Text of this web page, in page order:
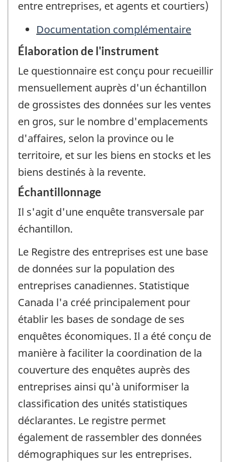
entre entreprises, et agents et courtiers)
Documentation complémentaire
Élaboration de l'instrument
Le questionnaire est conçu pour recueillir
mensuellement auprès d'un échantillon
de grossistes des données sur les ventes
en gros, sur le nombre d'emplacements
d'affaires, selon la province ou le
territoire, et sur les biens en stocks et les
biens destinés à la revente.
Échantillonnage
Il s'agit d'une enquête transversale par
échantillon.
Le Registre des entreprises est une base
de données sur la population des
entreprises canadiennes. Statistique
Canada l'a créé principalement pour
établir les bases de sondage de ses
enquêtes économiques. Il a été conçu de
manière à faciliter la coordination de la
couverture des enquêtes auprès des
entreprises ainsi qu'à uniformiser la
classification des unités statistiques
déclarantes. Le registre permet
également de rassembler des données
démographiques sur les entreprises.